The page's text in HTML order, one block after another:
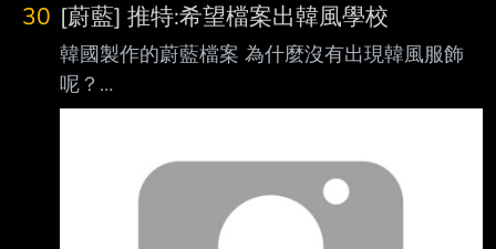
30 [蔚藍] 推特:希望檔案出韓風學校
韓國製作的蔚藍檔案 為什麼沒有出現韓風服飾
呢？
https://x.com/S/status/208416837614296694
https://x.com/L/status/208425777018718657
0 https://i.meee.com.tw/YbYPN7S.jpg 忠！誠！
哈哈 https://i.meee.com.tw/P6GxJJA.png -- 花譜